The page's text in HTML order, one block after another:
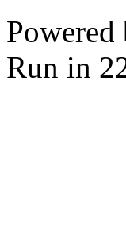
Powered
Run in